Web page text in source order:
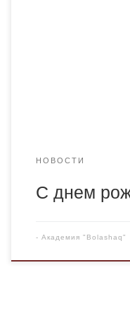
НОВОСТИ
С днем
- Академия "Bolashaq"